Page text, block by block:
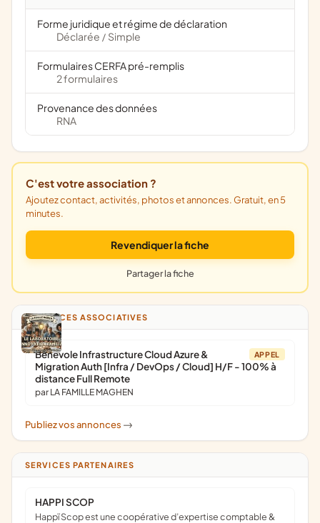
Forme juridique et régime de déclaration
Déclarée / Simple
Formulaires CERFA pré-remplis
2 formulaires
Provenance des données
RNA
C'est votre association ?
Ajoutez contact, activités, photos et annonces. Gratuit, en 5
minutes.
Revendiquer la fiche
Partager la fiche
ANNONCES ASSOCIATIVES
APPEL
Bénévole Infrastructure Cloud Azure &
Migration Auth [Infra / DevOps / Cloud] H/F - 100% à
distance Full Remote
par LA FAMILLE MAGHEN
Publiez vos annonces ->
SERVICES PARTENAIRES
HAPPI SCOP
Happï Scop est une coopérative d’expertise comptable &